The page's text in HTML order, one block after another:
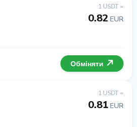
1 USDT =
0.82 EUR
Обміняти
1 USDT =
0.81 EUR